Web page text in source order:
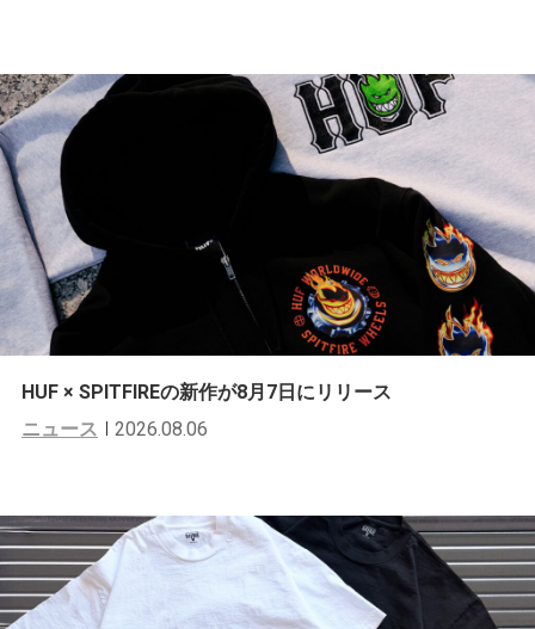
HUF × SPITFIREの新作が8月7日にリリース
ニュース
2026.08.06